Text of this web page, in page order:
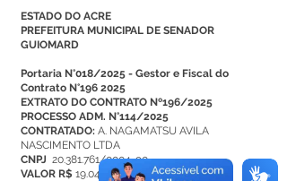
ESTADO DO ACRE
PREFEITURA MUNICIPAL DE SENADOR
GUIOMARD​​​​​​
Portaria N°018/2025 - Gestor e Fiscal do
Contrato N°196 2025
EXTRATO DO CONTRATO Nº196/2025
PROCESSO ADM. N°114/2025
CONTRATADO: A. NAGAMATSU AVILA
NASCIMENTO LTDA
CNPJ 20.381.761/0004-90
VALOR R$ 19.045,00